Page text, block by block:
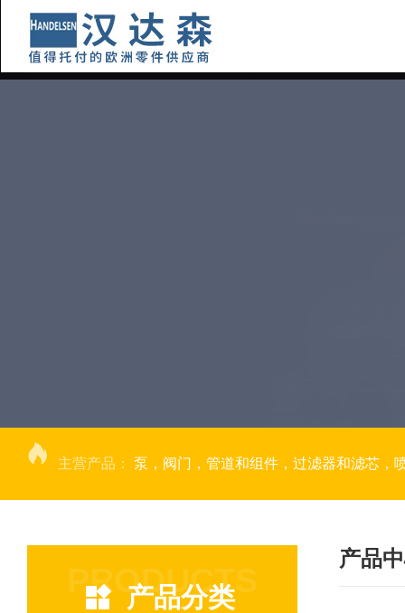
主营产品： 泵，阀门，管道和组件，过滤器和滤芯，
PRODUCTS
产品分类
产品